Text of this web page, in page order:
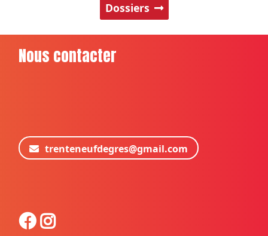
Dossiers
Nous contacter
trenteneufdegres@gmail.com